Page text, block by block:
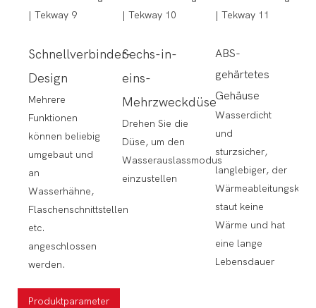
Schnellverbinder-
Design
Mehrere
Funktionen
können beliebig
umgebaut und
an
Wasserhähne,
Flaschenschnittstellen
etc.
angeschlossen
werden.
Sechs-in-
eins-
Mehrzweckdüse
Drehen Sie die
Düse, um den
Wasserauslassmodus
einzustellen
ABS-
gehärtetes
Gehäuse
Wasserdicht
und
sturzsicher,
langlebiger, der
staut keine
Wärme und hat
eine lange
Lebensdauer
Produktparameter